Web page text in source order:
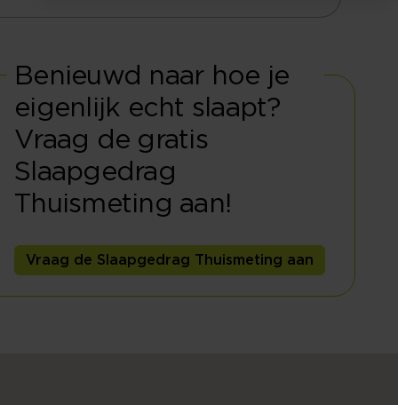
Benieuwd naar hoe je
eigenlijk echt slaapt?
Vraag de gratis
Slaapgedrag
Thuismeting aan!
Vraag de Slaapgedrag Thuismeting aan